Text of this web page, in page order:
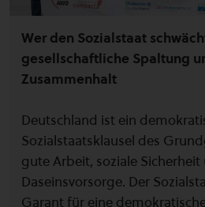
Wer den Sozialstaat
gesellschaftliche Spaltung
Zusammenhalt
Deutschland ist ein
Sozialstaatsklausel des
gute Arbeit, soziale
Daseinsvorsorge. Der
Garant für eine